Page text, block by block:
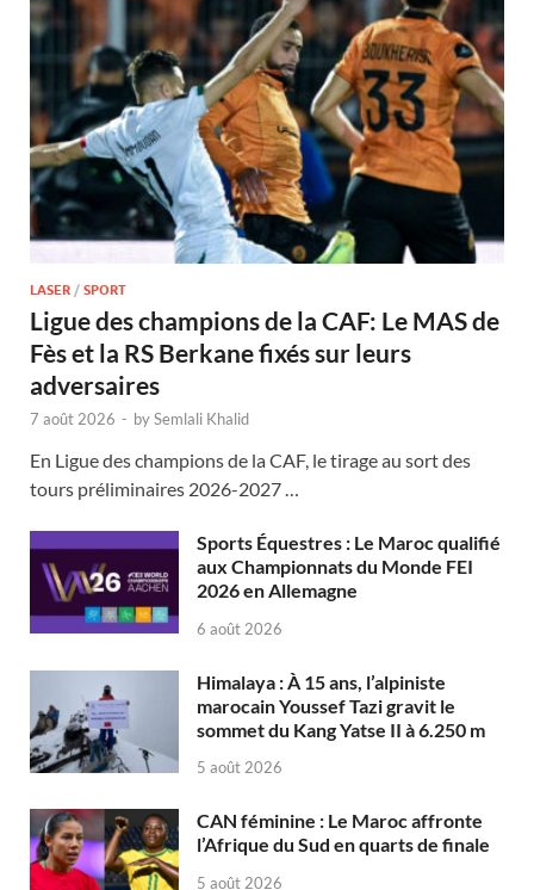
LASER / SPORT
Ligue des champions de la CAF: Le MAS de
Fès et la RS Berkane fixés sur leurs
adversaires
7 août 2026 - bySemlali Khalid
En Ligue des champions de la CAF, le tirage au sort des
tours préliminaires 2026-2027 …
Sports Équestres : Le Maroc qualifié
aux Championnats du Monde FEI
2026 en Allemagne
6 août 2026
Himalaya : À 15 ans, l’alpiniste
marocain Youssef Tazi gravit le
sommet du Kang Yatse II à 6.250 m
5 août 2026
CAN féminine : Le Maroc affronte
l’Afrique du Sud en quarts de finale
5 août 2026